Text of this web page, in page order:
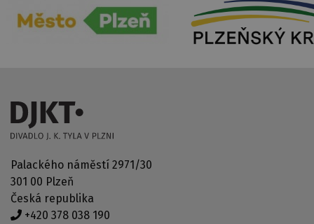
Palackého náměstí 2971/30
301 00 Plzeň
Česká republika
+420 378 038 190